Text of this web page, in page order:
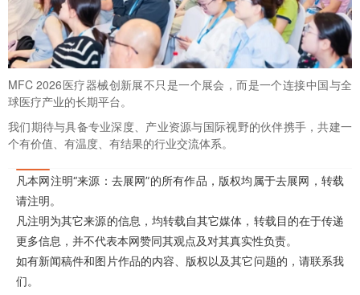
MFC 2026医疗器械创新展不只是一个展会，而是一个连接中国与全
球医疗产业的长期平台。
我们期待与具备专业深度、产业资源与国际视野的伙伴携手，共建一
个有价值、有温度、有结果的行业交流体系。
凡本网注明“来源：去展网”的所有作品，版权均属于去展网，转载
请注明。
凡注明为其它来源的信息，均转载自其它媒体，转载目的在于传递
更多信息，并不代表本网赞同其观点及对其真实性负责。
如有新闻稿件和图片作品的内容、版权以及其它问题的，请联系我
们。